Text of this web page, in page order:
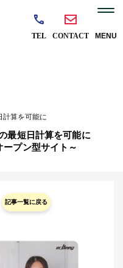
計算を可能に
最短日計算を可能に
ープン型サイト～
記事一覧に戻る